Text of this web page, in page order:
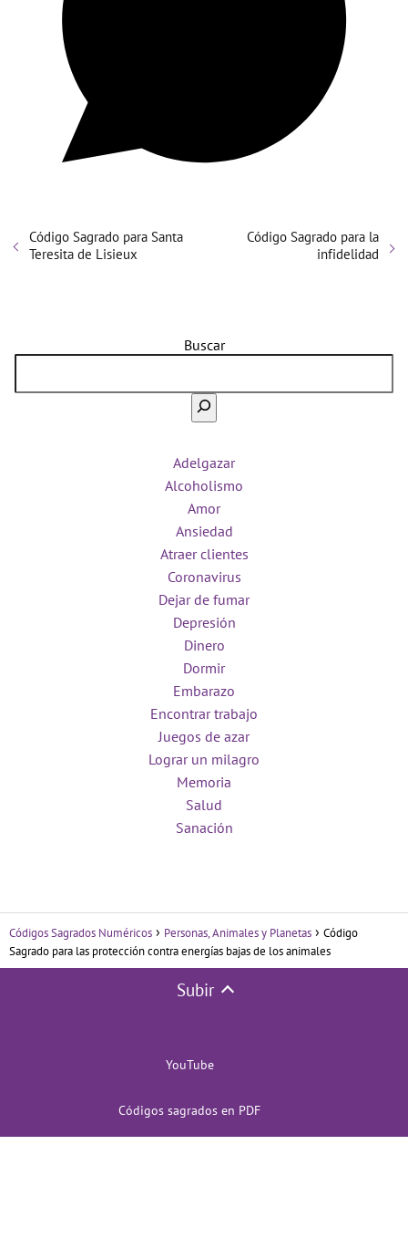
Código Sagrado para Santa
Teresita de Lisieux
Código Sagrado para la
infidelidad
Buscar
Adelgazar
Alcoholismo
Amor
Ansiedad
Atraer clientes
Coronavirus
Dejar de fumar
Depresión
Dinero
Dormir
Embarazo
Encontrar trabajo
Juegos de azar
Lograr un milagro
Memoria
Salud
Sanación
Códigos Sagrados Numéricos Personas, Animales y Planetas
Código
Sagrado para las protección contra energías bajas de los animales
Subir
YouTube
Códigos sagrados en PDF